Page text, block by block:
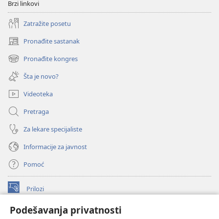
Podešavanja privatnosti
Brzi linkovi
Zatražite posetu
Pronađite sastanak
(otvara
novi
prozor)
Pronađite kongres
(otvara
novi
prozor)
Šta je novo?
Videoteka
Pretraga
Za lekare specijaliste
Informacije za javnost
Pomoć
Prilozi
(otvara
prozor)ONLAJN BIBLIOTEKA Watchtower